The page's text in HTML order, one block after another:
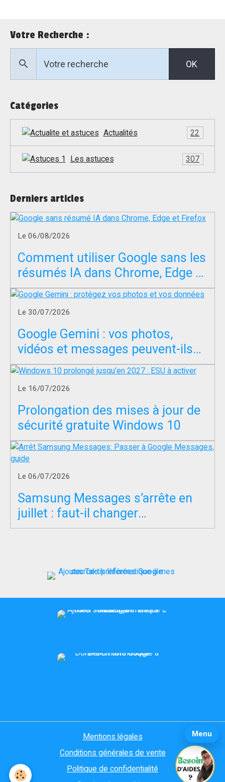
Menu
Votre Recherche :
OK
Catégories
Actualités 22
Les astuces 307
Derniers articles
Le 06/08/2026
Comment utiliser Google sans les
résumés IA dans Chrome, Edge et
Firefox ?
Le 30/07/2026
Google Gemini : vos photos,
vidéos et messages peuvent-ils
servir à entraîner l’IA ?
Le 16/07/2026
Prolongation des mises à jour de
sécurité gratuite Windows 10
Le 06/07/2026
Samsung Messages s’arrête en
juillet : faut-il changer
d’application SMS ?
Mentions légales
Conditions générales de vente
Politique de confidentialité